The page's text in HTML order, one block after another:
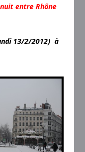
entre Rhône
13/2/2012) à